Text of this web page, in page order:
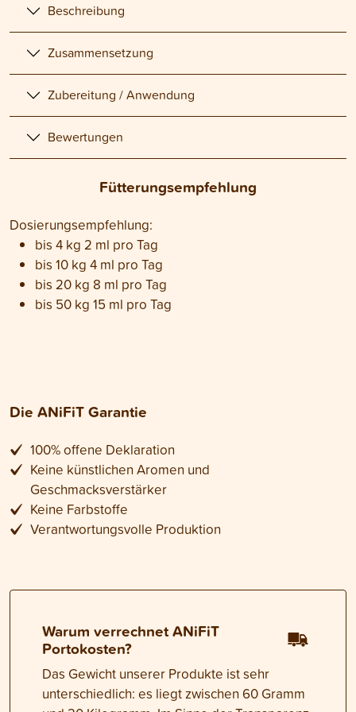
Beschreibung
Zusammensetzung
Zubereitung / Anwendung
Bewertungen
Fütterungsempfehlung
Dosierungsempfehlung:
bis 4 kg 2 ml pro Tag
bis 10 kg 4 ml pro Tag
bis 20 kg 8 ml pro Tag
bis 50 kg 15 ml pro Tag
Die ANiFiT Garantie
100% offene Deklaration
Keine künstlichen Aromen und
Geschmacksverstärker
Keine Farbstoffe
Verantwortungsvolle Produktion
Warum verrechnet ANiFiT
Portokosten?
Das Gewicht unserer Produkte ist sehr
unterschiedlich: es liegt zwischen 60 Gramm